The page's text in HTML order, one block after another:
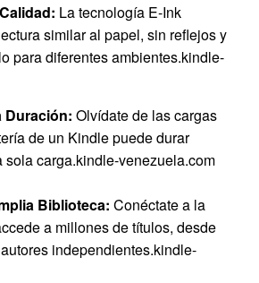
La tecnología E-Ink
similar al papel, sin reflejos y
para diferentes ambientes.kindle-
Duración: Olvídate de las cargas
de un Kindle puede durar
sola carga.kindle-venezuela.com
Biblioteca: Conéctate a la
a millones de títulos, desde
independientes.kindle-